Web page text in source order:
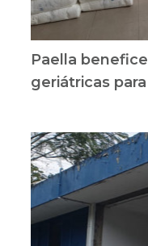
Paella
geriátricas